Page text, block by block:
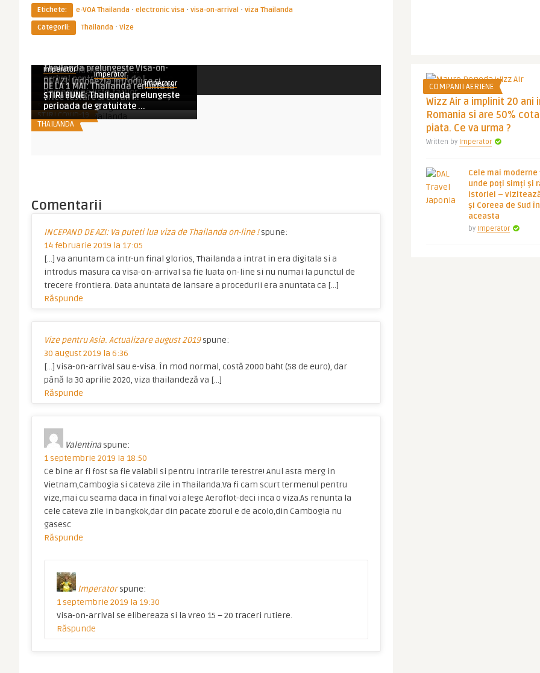
Etichete: e-VOA Thailanda · electronic visa · visa-on-arrival · viza Thailanda
Categorii:
Thailanda · Vize
Articole asemănătoare
THAILANDA
THAILANDA
romanii nu mai au nev ...
THAILANDA
Thailanda prelungeste Visa-on-
arrival pentru romani de l ...
STIRI COVID-19
Imperator
DE AZI: Indonezia introduce si
Romania pe lista tarilor ...
STIRI COVID-19
Imperator
DE LA 1 MAI: Thailanda renunta la
orice testare si caran ...
THAILANDA
Imperator
ȘTIRI BUNE: Thailanda prelungește
perioada de gratuitate ...
Comentarii
INCEPAND DE AZI: Va puteti lua viza de Thailanda on-line ! spune:
14 februarie 2019 la 17:05
[…] va anuntam ca intr-un final glorios, Thailanda a intrat in era digitala si a
introdus masura ca visa-on-arrival sa fie luata on-line si nu numai la punctul de
trecere frontiera. Data anuntata de lansare a procedurii era anuntata ca […]
Răspunde
Vize pentru Asia. Actualizare august 2019 spune:
30 august 2019 la 6:36
[…] visa-on-arrival sau e-visa. În mod normal, costă 2000 baht (58 de euro), dar
până la 30 aprilie 2020, viza thailandeză va […]
Răspunde
Valentina spune:
1 septembrie 2019 la 18:50
Ce bine ar fi fost sa fie valabil si pentru intrarile terestre! Anul asta merg in
Vietnam,Cambogia si cateva zile in Thailanda.Va fi cam scurt termenul pentru
vize,mai cu seama daca in final voi alege Aeroflot-deci inca o viza.As renunta la
cele cateva zile in bangkok,dar din pacate zborul e de acolo,din Cambogia nu
gasesc
Răspunde
Imperator spune:
1 septembrie 2019 la 19:30
Visa-on-arrival se elibereaza si la vreo 15 – 20 traceri rutiere.
Răspunde
COMPANII AERIENE
Wizz Air a implinit 20 ani
Romania si are 50%
piata. Ce va urma ?
Written by Imperator
Cele mai
unde poți simți și
istoriei –
și Coreea de Sud
aceasta
by Imperator